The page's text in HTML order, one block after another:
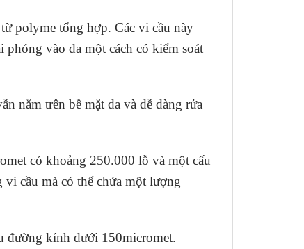
polyme tổng hợp. Các vi cầu này
phóng vào da một cách có kiểm soát
nằm trên bề mặt da và dễ dàng rửa
có khoảng 250.000 lỗ và một cấu
cầu mà có thể chứa một lượng
đường kính dưới 150micromet.